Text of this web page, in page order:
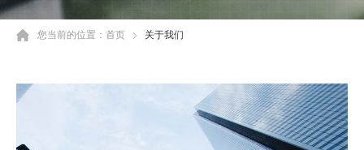
您当前的位置： 首页 关于我们